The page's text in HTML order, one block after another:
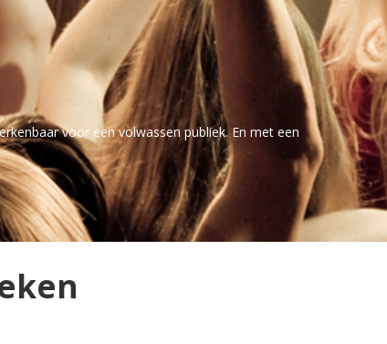
voor een volwassen publiek. En met een